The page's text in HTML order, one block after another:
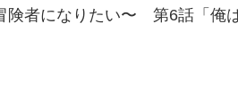
険者になりたい〜 第6話「俺